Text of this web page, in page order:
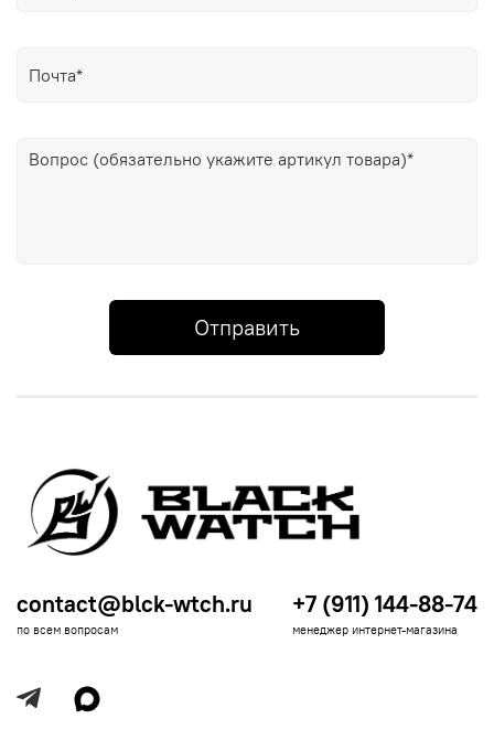
Отправить
contact@blck-wtch.ru
по всем вопросам
+7 (911) 144-88-74
менеджер интернет-магазина